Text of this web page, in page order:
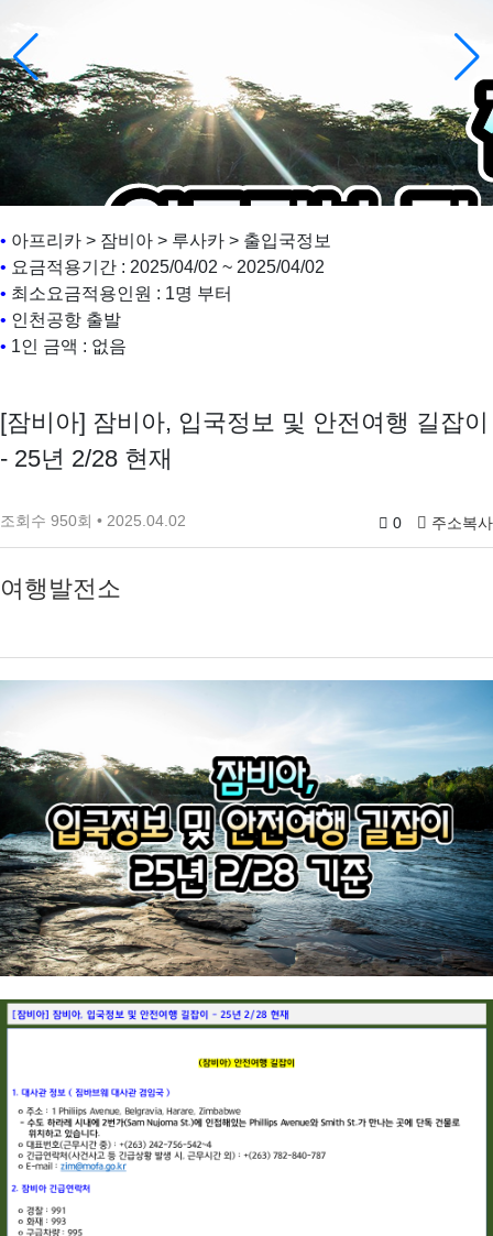
• 아프리카 > 잠비아 > 루사카 > 출입국정보
• 요금적용기간 : 2025/04/02 ~ 2025/04/02
• 최소요금적용인원 : 1명 부터
• 인천공항 출발
• 1인 금액 : 없음
[잠비아] 잠비아, 입국정보 및 안전여행 길잡이
- 25년 2/28 현재
조회수 950회 • 2025.04.02 0 주소복사
여행발전소